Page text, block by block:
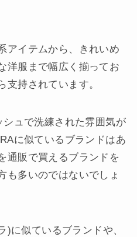
アイテムから、きれいめ
洋服まで幅広く揃ってお
支持されています。
ュで洗練された雰囲気が
に似ているブランドはあ
通販で買えるブランドを
も多いのではないでしょ
)に似ているブランドや、